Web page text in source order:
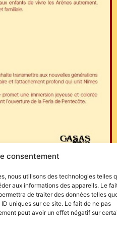
consentement
nous utilisons des technologies telles
aux informations des appareils. Le
de traiter des données telles
uniques sur ce site. Le fait de ne pas
peut avoir un effet négatif sur
TOROFIESTA